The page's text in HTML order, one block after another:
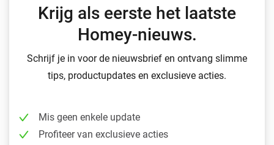
Krijg als eerste het laatste
Homey-nieuws.
Schrijf je in voor de nieuwsbrief en ontvang slimme
tips, productupdates en exclusieve acties.
Mis geen enkele update
Profiteer van exclusieve acties